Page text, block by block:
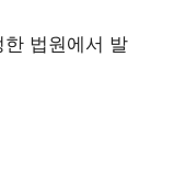
법원에서 발